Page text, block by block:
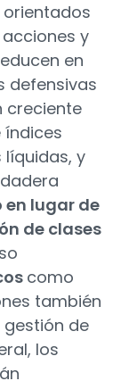
y
en
defensivas
creciente
índices
y
en lugar de
de clases
como
también
de
los